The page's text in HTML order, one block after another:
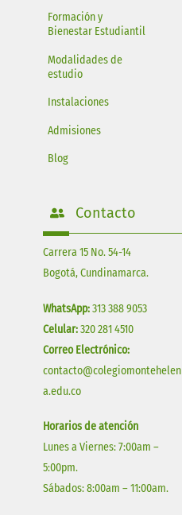
Formación y
Bienestar Estudiantil
Modalidades de
estudio
Instalaciones
Admisiones
Blog
Contacto
Carrera 15 No. 54-14
Bogotá, Cundinamarca.
WhatsApp:313 388 9053
Celular:320 281 4510
Correo Electrónico:
contacto@colegiomontehelen
a.edu.co
Horarios de atención
Lunes a Viernes: 7:00am –
5:00pm.
Sábados: 8:00am – 11:00am.